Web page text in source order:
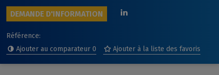
DEMANDE D'INFORMATION
Référence:
Ajouter au comparateur 0 Ajouter à la liste des favoris